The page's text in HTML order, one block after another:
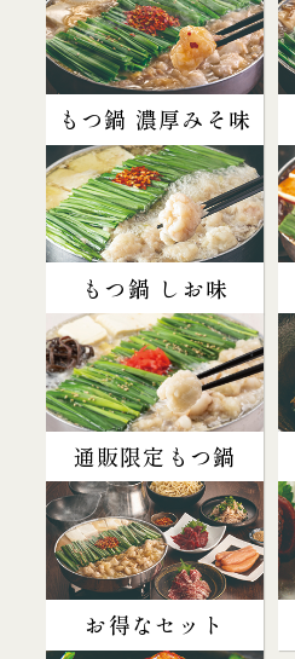
もつ鍋 濃厚みそ味
もつ鍋 しお味
通販限定もつ鍋
お得なセット